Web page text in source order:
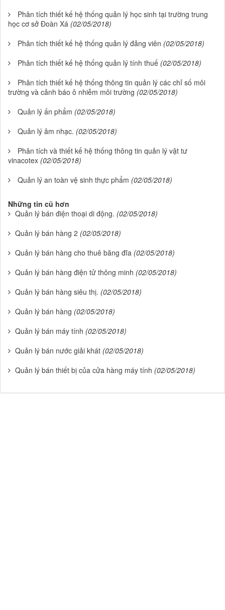
Phân tích thiết kế hệ thống quản lý học sinh tại trường trung
học cơ sở Đoàn Xá (02/05/2018)
Phân tích thiết kế hệ thống quản lý đảng viên (02/05/2018)
Phân tích thiết kế hệ thống quản lý tính thuế (02/05/2018)
Phân tích thiết kế hệ thống thông tin quản lý các chỉ số môi
trường và cảnh báo ô nhiễm môi trường (02/05/2018)
Quản lý ấn phẩm (02/05/2018)
Quản lý âm nhạc. (02/05/2018)
Phân tích và thiết kế hệ thống thông tin quản lý vật tư
vinacotex (02/05/2018)
Quản lý an toàn vệ sinh thực phẩm (02/05/2018)
Những tin cũ hơn
Quản lý bán điện thoại di động. (02/05/2018)
Quản lý bán hàng 2 (02/05/2018)
Quản lý bán hàng cho thuê băng đĩa (02/05/2018)
Quản lý bán hàng điện tử thông minh (02/05/2018)
Quản lý bán hàng siêu thị. (02/05/2018)
Quản lý bán hàng (02/05/2018)
Quản lý bán máy tính (02/05/2018)
Quản lý bán nước giải khát (02/05/2018)
Quản lý bán thiết bị của cửa hàng máy tính (02/05/2018)